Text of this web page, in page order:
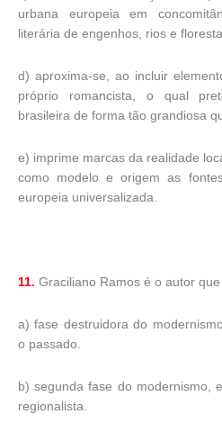
urbana europeia em
literária de engenhos, rios e
d) aproxima-se, ao incluir
próprio romancista, o qual
brasileira de forma tão grandiosa
e) imprime marcas da realidade
como modelo e origem as
europeia universalizada.
11. Graciliano Ramos é o autor
a) fase destruidora do
o passado.
b) segunda fase do modernismo,
regionalista.